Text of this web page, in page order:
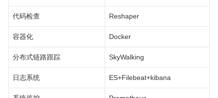
代码检查 Reshaper
容器化 Docker
分布式链路跟踪 SkyWalking
日志系统 ES+Filebeat+kibana